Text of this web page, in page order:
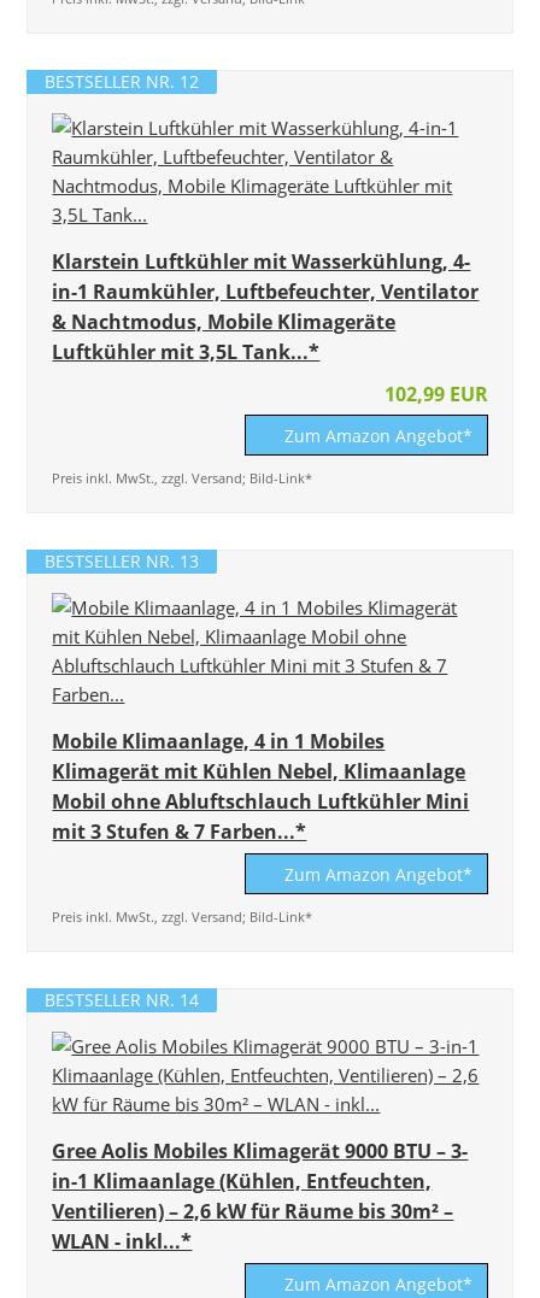
BESTSELLER NR. 12
Klarstein Luftkühler mit Wasserkühlung, 4-
in-1 Raumkühler, Luftbefeuchter, Ventilator
& Nachtmodus, Mobile Klimageräte
Luftkühler mit 3,5L Tank...*
102,99 EUR
Zum Amazon Angebot*
Preis inkl. MwSt., zzgl. Versand; Bild-Link*
BESTSELLER NR. 13
Mobile Klimaanlage, 4 in 1 Mobiles
Klimagerät mit Kühlen Nebel, Klimaanlage
Mobil ohne Abluftschlauch Luftkühler Mini
mit 3 Stufen & 7 Farben...*
Zum Amazon Angebot*
Preis inkl. MwSt., zzgl. Versand; Bild-Link*
BESTSELLER NR. 14
Gree Aolis Mobiles Klimagerät 9000 BTU – 3-
in-1 Klimaanlage (Kühlen, Entfeuchten,
Ventilieren) – 2,6 kW für Räume bis 30m² –
WLAN - inkl...*
Zum Amazon Angebot*